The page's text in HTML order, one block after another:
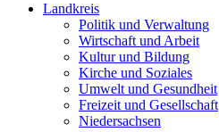
Landkreis
Politik und Verwaltung
Wirtschaft und Arbeit
Kultur und Bildung
Kirche und Soziales
Umwelt und Gesundheit
Freizeit und Gesellschaft
Niedersachsen